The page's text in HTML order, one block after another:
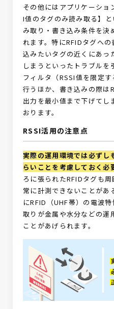
その他にはアプリケーショ
I値のタグのみ読み取る】
み取り・書き込み条件を決
れます。特にRFIDタグへ
込みたいタグの近くにあっ
しまうといったトラブルを
フィルタ（RSSI値を限定
行うほか、書き込みの際は
出力を最小値まで下げてし
おります。
RSSI活用の注意点
実際の運用環境では必ずし
らいことを考慮しておく必
ろに張られたRFIDタグも
常に計測できないことがあ
にRFID（UHF帯）の電波
取りが金属や水分などの運
ことがあげられます。